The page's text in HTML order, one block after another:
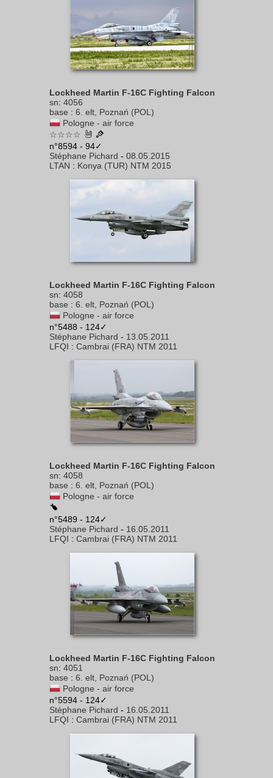
Lockheed Martin F-16C Fighting Falcon
sn: 4056
base : 6. elt, Poznań (POL)
Pologne - air force
☆☆☆☆
n°8594 - 94✓
Stéphane Pichard - 08.05.2015
LTAN : Konya (TUR) NTM 2015
Lockheed Martin F-16C Fighting Falcon
sn: 4058
base : 6. elt, Poznań (POL)
Pologne - air force
n°5488 - 124✓
Stéphane Pichard - 13.05.2011
LFQI : Cambrai (FRA) NTM 2011
Lockheed Martin F-16C Fighting Falcon
sn: 4058
base : 6. elt, Poznań (POL)
Pologne - air force
n°5489 - 124✓
Stéphane Pichard - 16.05.2011
LFQI : Cambrai (FRA) NTM 2011
Lockheed Martin F-16C Fighting Falcon
sn: 4051
base : 6. elt, Poznań (POL)
Pologne - air force
n°5594 - 124✓
Stéphane Pichard - 16.05.2011
LFQI : Cambrai (FRA) NTM 2011